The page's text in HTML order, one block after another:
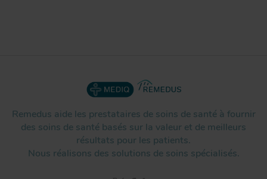
Remedus aide les prestataires de soins de santé à fournir
des soins de santé basés sur la valeur et de meilleurs
résultats pour les patients.
Nous réalisons des solutions de soins spécialisés.